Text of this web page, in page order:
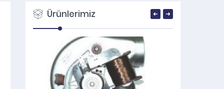
Ürünlerimiz